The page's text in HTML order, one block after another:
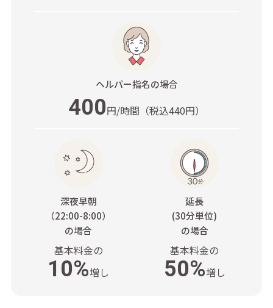
ヘルパー指名の場合
400円/時間 （税込440円）
深夜早朝
（22:00-8:00）
の場合
基本料金の
10%増し
延長
(30分単位)
の場合
基本料金の
50%増し